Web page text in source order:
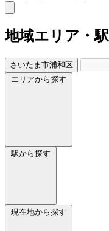
地域エリア・駅
さいたま市浦和区
エリアから探す
駅から探す
現在地から探す